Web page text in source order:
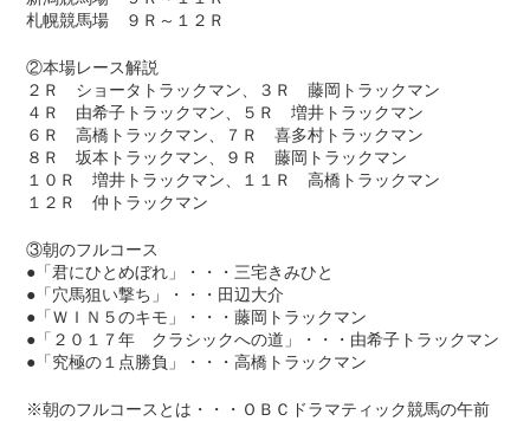
札幌競馬場 ９Ｒ～１２Ｒ
②本場レース解説
２Ｒ ショータトラックマン、３Ｒ 藤岡トラックマン
４Ｒ 由希子トラックマン、５Ｒ 増井トラックマン
６Ｒ 高橋トラックマン、７Ｒ 喜多村トラックマン
８Ｒ 坂本トラックマン、９Ｒ 藤岡トラックマン
１０Ｒ 増井トラックマン、１１Ｒ 高橋トラックマン
１２Ｒ 仲トラックマン
③朝のフルコース
●「君にひとめぼれ」・・・三宅きみひと
●「穴馬狙い撃ち」・・・田辺大介
●「ＷＩＮ５のキモ」・・・藤岡トラックマン
●「２０１７年 クラシックへの道」・・・由希子トラックマン
●「究極の１点勝負」・・・高橋トラックマン
※朝のフルコースとは・・・ＯＢＣドラマティック競馬の午前